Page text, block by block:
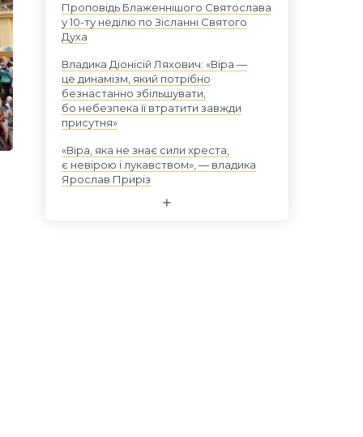
Проповідь Блаженнішого Святослава
у 10-ту неділю по Зісланні Святого
Духа
Владика Діонісій Ляхович: «Віра —
це динамізм, який потрібно
безнастанно збільшувати,
бо небезпека її втратити завжди
присутня»
«Віра, яка не знає сили хреста,
є невірою і лукавством», — владика
Ярослав Приріз